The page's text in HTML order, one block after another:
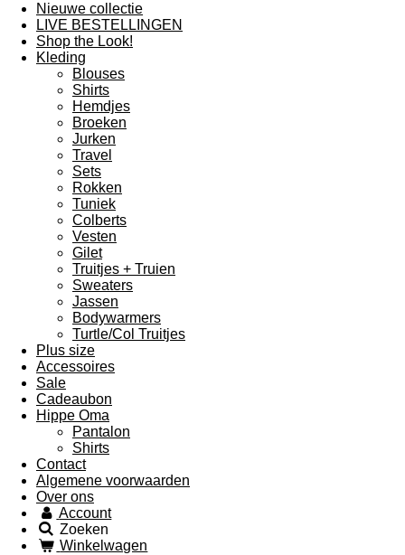
Nieuwe collectie
LIVE BESTELLINGEN
Shop the Look!
Kleding
Blouses
Shirts
Hemdjes
Broeken
Jurken
Travel
Sets
Rokken
Tuniek
Colberts
Vesten
Gilet
Truitjes + Truien
Sweaters
Jassen
Bodywarmers
Turtle/Col Truitjes
Plus size
Accessoires
Sale
Cadeaubon
Hippe Oma
Pantalon
Shirts
Contact
Algemene voorwaarden
Over ons
Account
Zoeken
Winkelwagen